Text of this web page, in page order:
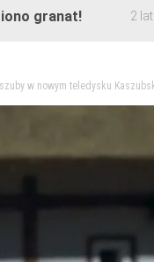
2 lata temu
w nowym teledysku